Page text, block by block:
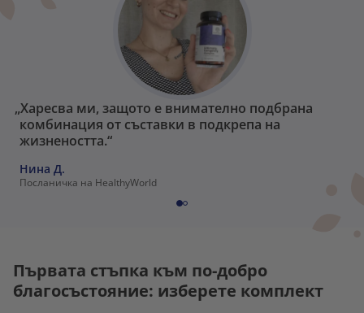
„Харесва ми, защото е внимателно подбрана
комбинация от съставки в подкрепа на
жизнеността.“
Нина Д.
Посланичка на HealthyWorld
Първата стъпка към по-добро
благосъстояние: изберете комплект